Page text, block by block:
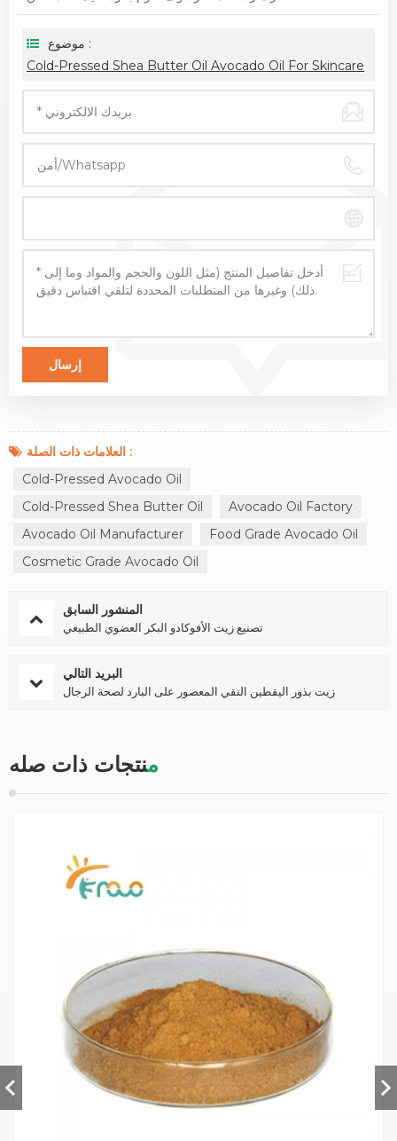
موضوع :
Cold-Pressed Shea Butter Oil Avocado Oil For Skincare
العلامات ذات الصلة :
Cold-Pressed Avocado Oil
Cold-Pressed Shea Butter Oil
Avocado Oil Factory
Avocado Oil Manufacturer
Food Grade Avocado Oil
Cosmetic Grade Avocado Oil
المنشور السابق
تصنيع زيت الأفوكادو البكر العضوي الطبيعي
البريد التالي
زيت بذور اليقطين النقي المعصور على البارد لصحة الرجال
منتجات ذات صله